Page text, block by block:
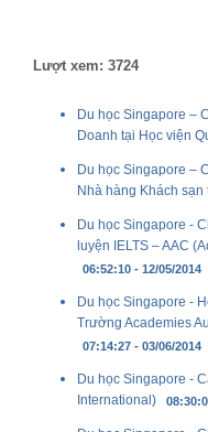
Lượt xem: 3724
Du học Singapore –
Doanh tại Học viện
Du học Singapore –
Nhà hàng Khách sạn
Du học Singapore -
luyện IELTS – AAC
06:52:10 - 12/05/2014
Du học Singapore -
Trường Academies
07:14:27 - 03/06/2014
Du học Singapore -
International)